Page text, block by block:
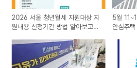
2026 서울 청년월세 지원대상 지
원내용 신청기간 방법 알아보고
5월
안심주